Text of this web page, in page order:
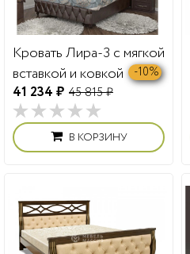
Кровать Лира-3 с мягкой
вставкой и ковкой
41 234 ₽ 45 815 ₽
-10%
В КОРЗИНУ